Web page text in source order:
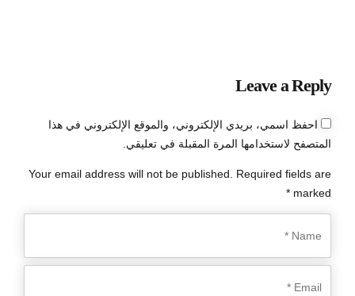
Leave a Reply
Your email address will not be published. Required fields are
marked *
احفظ اسمي، بريدي الإلكتروني، والموقع الإلكتروني في هذا
المتصفح لاستخدامها المرة المقبلة في تعليقي.